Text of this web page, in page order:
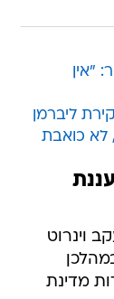
"אין
ליברמן
לא כואבת
וינרוט
"לאחר 15 שנים במהלכן
מדינת